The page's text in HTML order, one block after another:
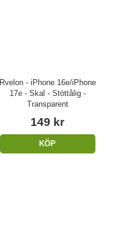
Rvelon - iPhone 16e/iPhone
17e - Skal - Stöttålig -
Transparent
149 kr
KÖP